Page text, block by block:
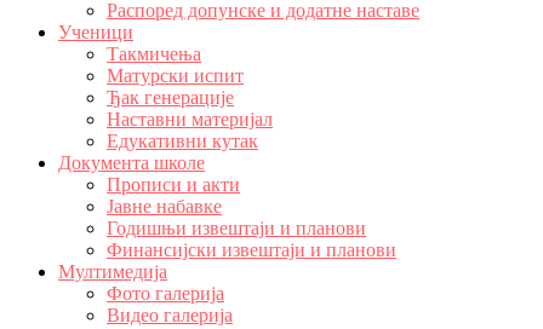
Распоред допунске и додатне наставе
Ученици
Такмичења
Матурски испит
Ђак генерације
Наставни материјал
Едукативни кутак
Документа школе
Прописи и акти
Јавне набавке
Годишњи извештаји и планови
Финансијски извештаји и планови
Мултимедија
Фото галерија
Видео галерија